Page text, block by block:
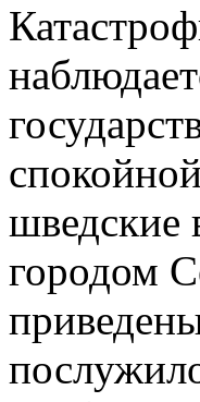
шведские
городом